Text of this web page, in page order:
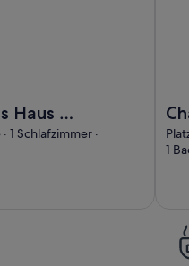
Haus mit
1 Schlafzimmer ·
1